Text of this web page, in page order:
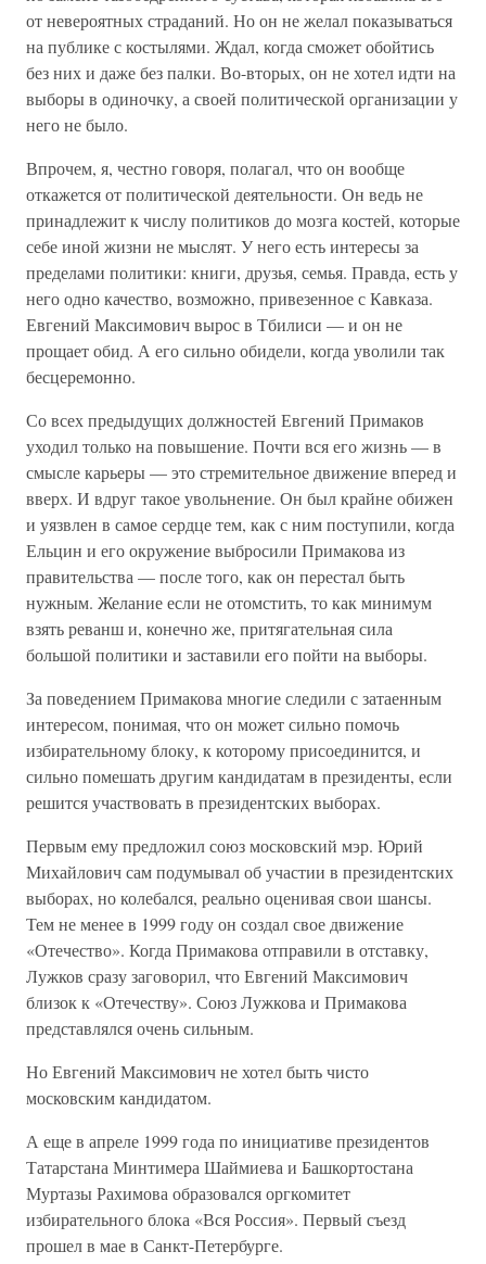
от невероятных страданий. Но он не желал показываться
на публике с костылями. Ждал, когда сможет обойтись
без них и даже без палки. Во-вторых, он не хотел идти на
выборы в одиночку, а своей политической организации у
него не было.
Впрочем, я, честно говоря, полагал, что он вообще
откажется от политической деятельности. Он ведь не
принадлежит к числу политиков до мозга костей, которые
себе иной жизни не мыслят. У него есть интересы за
пределами политики: книги, друзья, семья. Правда, есть у
него одно качество, возможно, привезенное с Кавказа.
Евгений Максимович вырос в Тбилиси — и он не
прощает обид. А его сильно обидели, когда уволили так
бесцеремонно.
Со всех предыдущих должностей Евгений Примаков
уходил только на повышение. Почти вся его жизнь — в
смысле карьеры — это стремительное движение вперед и
вверх. И вдруг такое увольнение. Он был крайне обижен
и уязвлен в самое сердце тем, как с ним поступили, когда
Ельцин и его окружение выбросили Примакова из
правительства — после того, как он перестал быть
нужным. Желание если не отомстить, то как минимум
взять реванш и, конечно же, притягательная сила
большой политики и заставили его пойти на выборы.
За поведением Примакова многие следили с затаенным
интересом, понимая, что он может сильно помочь
избирательному блоку, к которому присоединится, и
сильно помешать другим кандидатам в президенты, если
решится участвовать в президентских выборах.
Первым ему предложил союз московский мэр. Юрий
Михайлович сам подумывал об участии в президентских
выборах, но колебался, реально оценивая свои шансы.
Тем не менее в 1999 году он создал свое движение
«Отечество». Когда Примакова отправили в отставку,
Лужков сразу заговорил, что Евгений Максимович
близок к «Отечеству». Союз Лужкова и Примакова
представлялся очень сильным.
Но Евгений Максимович не хотел быть чисто
московским кандидатом.
А еще в апреле 1999 года по инициативе президентов
Татарстана Минтимера Шаймиева и Башкортостана
Муртазы Рахимова образовался оргкомитет
избирательного блока «Вся Россия». Первый съезд
прошел в мае в Санкт-Петербурге.